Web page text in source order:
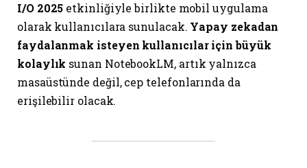
I/O 2025 etkinliğiyle birlikte mobil uygulama
olarak kullanıcılara sunulacak. Yapay zekadan
faydalanmak isteyen kullanıcılar için büyük
kolaylık sunan NotebookLM, artık yalnızca
masaüstünde değil, cep telefonlarında da
erişilebilir olacak.